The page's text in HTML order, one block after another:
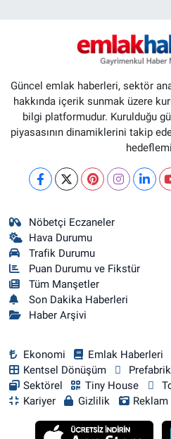
Güncel emlak haberleri, sektör
hakkında içerik sunmak üzere
bilgi platformudur. Kurulduğu
piyasasının dinamiklerini takip
Nöbetçi Eczaneler
Hava Durumu
Trafik Durumu
Puan Durumu ve Fikstür
Tüm Manşetler
Son Dakika Haberleri
Haber Arşivi
Ekonomi Emlak Haberleri
Kentsel Dönüşüm
Sektörel
Tiny House
Kariyer
Gizlilik Reklam